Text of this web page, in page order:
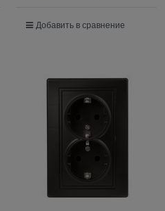
Добавить в сравнение